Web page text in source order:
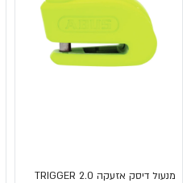
מנעול דיסק אזעקה TRIGGER 2.0